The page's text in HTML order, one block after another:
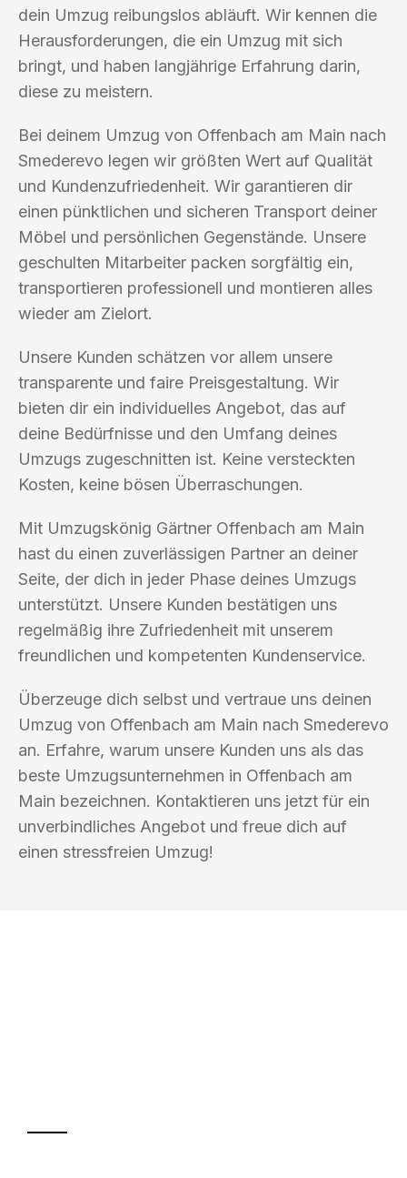
dein Umzug reibungslos abläuft. Wir kennen die
Herausforderungen, die ein Umzug mit sich
bringt, und haben langjährige Erfahrung darin,
diese zu meistern.
Bei deinem Umzug von Offenbach am Main nach
Smederevo legen wir größten Wert auf Qualität
und Kundenzufriedenheit. Wir garantieren dir
einen pünktlichen und sicheren Transport deiner
Möbel und persönlichen Gegenstände. Unsere
geschulten Mitarbeiter packen sorgfältig ein,
transportieren professionell und montieren alles
wieder am Zielort.
Unsere Kunden schätzen vor allem unsere
transparente und faire Preisgestaltung. Wir
bieten dir ein individuelles Angebot, das auf
deine Bedürfnisse und den Umfang deines
Umzugs zugeschnitten ist. Keine versteckten
Kosten, keine bösen Überraschungen.
Mit Umzugskönig Gärtner Offenbach am Main
hast du einen zuverlässigen Partner an deiner
Seite, der dich in jeder Phase deines Umzugs
unterstützt. Unsere Kunden bestätigen uns
regelmäßig ihre Zufriedenheit mit unserem
freundlichen und kompetenten Kundenservice.
Überzeuge dich selbst und vertraue uns deinen
Umzug von Offenbach am Main nach Smederevo
an. Erfahre, warum unsere Kunden uns als das
beste Umzugsunternehmen in Offenbach am
Main bezeichnen. Kontaktieren uns jetzt für ein
unverbindliches Angebot und freue dich auf
einen stressfreien Umzug!